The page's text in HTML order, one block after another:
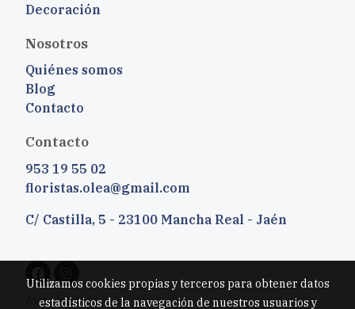
Decoración
Nosotros
Quiénes somos
Blog
Contacto
Contacto
953 19 55 02
floristas.olea@gmail.com
C/ Castilla, 5 - 23100 Mancha Real - Jaén
Aviso legal
Utilizamos cookies propias y terceros para obtener datos
estadísticos de la navegación de nuestros usuarios y